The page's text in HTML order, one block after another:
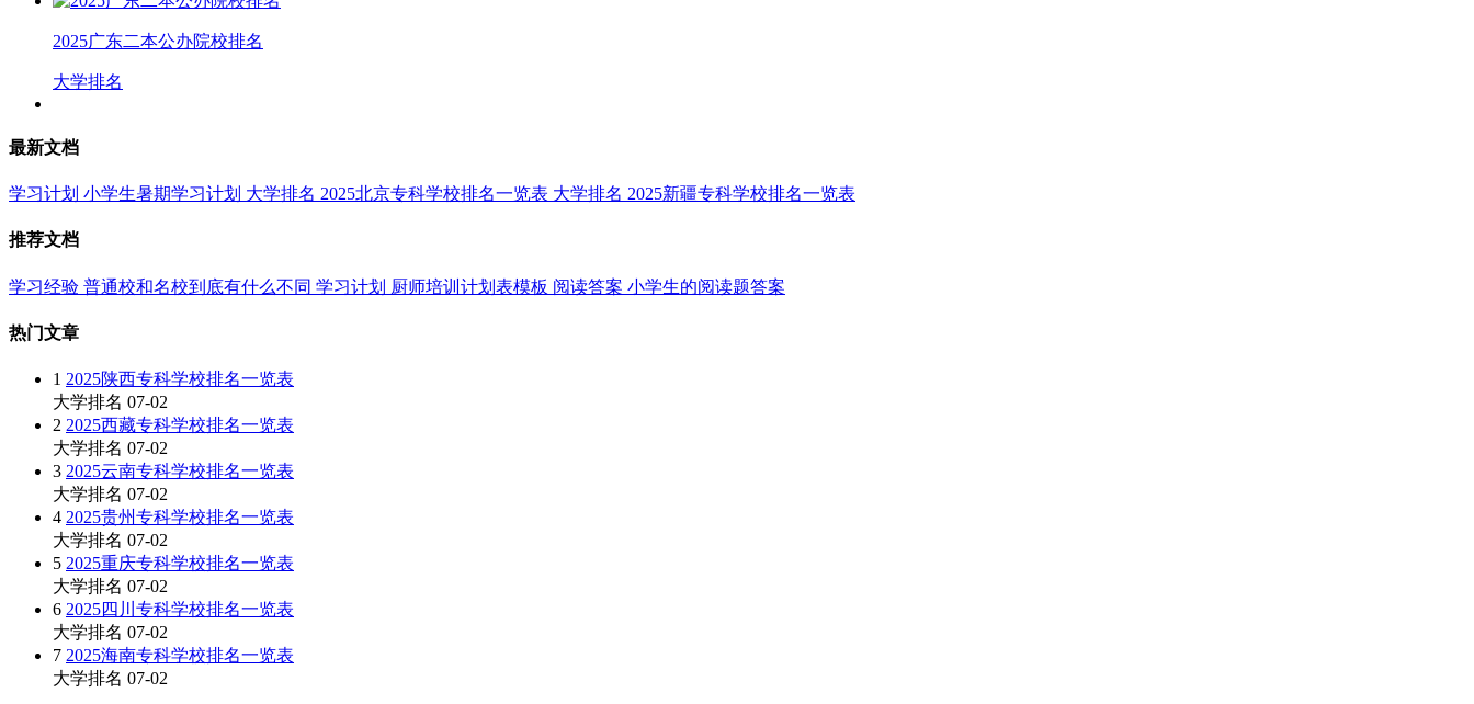
2025广东二本公办院校排名
大学排名
最新文档
学习计划 小学生暑期学习计划 大学排名 2025北京专科学校排名一览表 大学排名 2025新疆专科学校排名一览表
推荐文档
学习经验 普通校和名校到底有什么不同 学习计划 厨师培训计划表模板 阅读答案 小学生的阅读题答案
热门文章
1 2025陕西专科学校排名一览表
大学排名 07-02
2 2025西藏专科学校排名一览表
大学排名 07-02
3 2025云南专科学校排名一览表
大学排名 07-02
4 2025贵州专科学校排名一览表
大学排名 07-02
5 2025重庆专科学校排名一览表
大学排名 07-02
6 2025四川专科学校排名一览表
大学排名 07-02
7 2025海南专科学校排名一览表
大学排名 07-02